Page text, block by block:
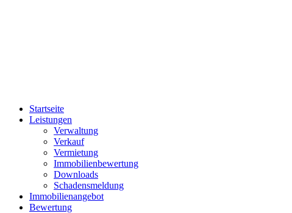
Startseite
Leistungen
Verwaltung
Verkauf
Vermietung
Immobilienbewertung
Downloads
Schadensmeldung
Immobilienangebot
Bewertung